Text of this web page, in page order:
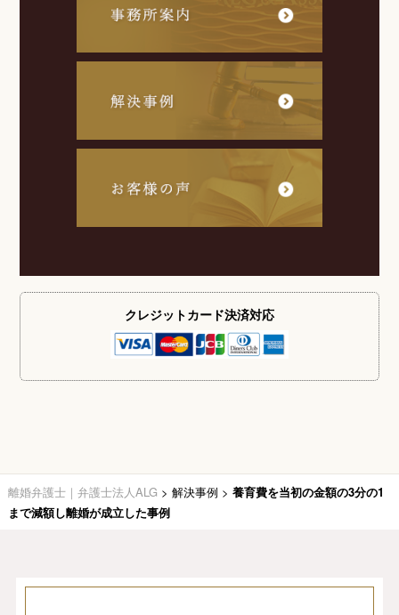
クレジットカード決済対応
離婚弁護士｜弁護士法人ALG > 解決事例 > 養育費を当初の金額の3分の1
まで減額し離婚が成立した事例